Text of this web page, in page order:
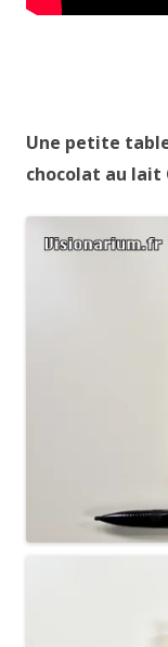
Une petite
chocolat au lait